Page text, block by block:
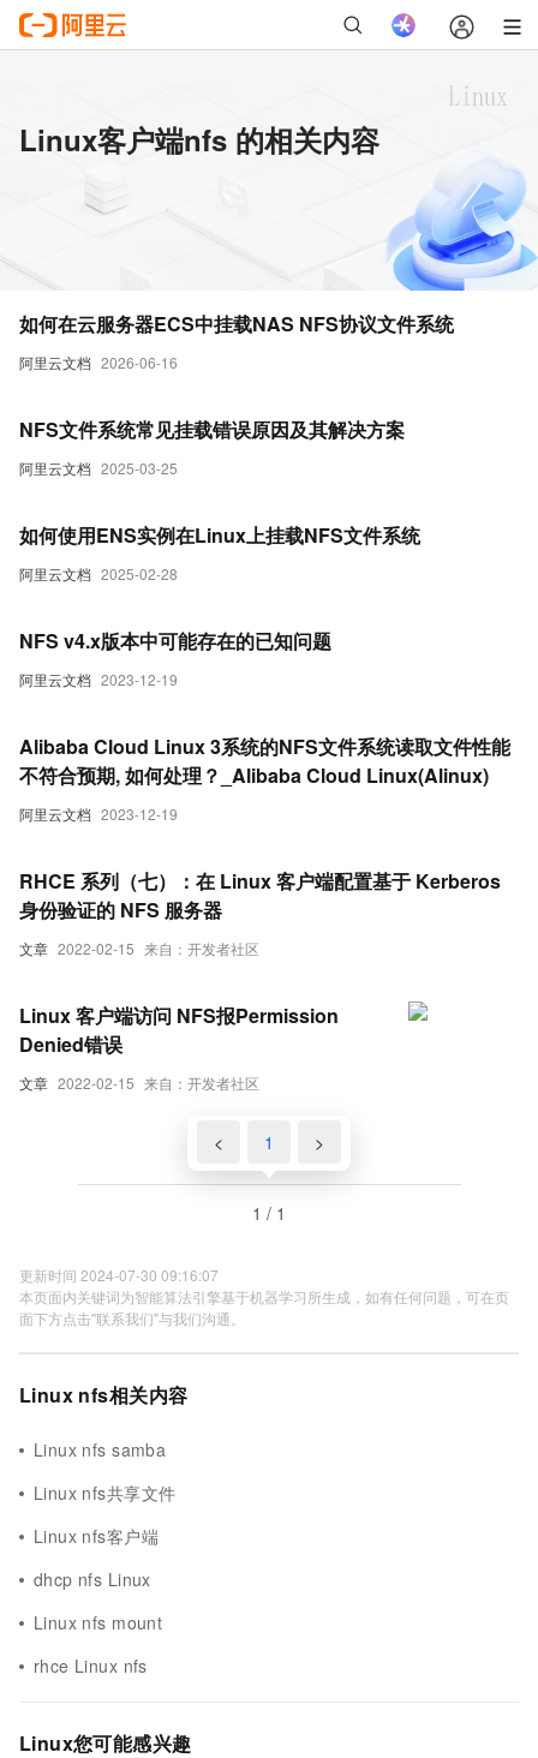
Linux客户端nfs 的相关内容
阿里云文档 2026-06-16
如何在云服务器ECS中挂载NAS NFS协议文件系统
阿里云文档 2025-03-25
NFS文件系统常见挂载错误原因及其解决方案
阿里云文档 2025-02-28
如何使用ENS实例在Linux上挂载NFS文件系统
阿里云文档 2023-12-19
NFS v4.x版本中可能存在的已知问题
阿里云文档 2023-12-19
Alibaba Cloud Linux 3系统的NFS文件系统读取文件性能
不符合预期, 如何处理？_Alibaba Cloud Linux(Alinux)
文章 2022-02-15 来自：开发者社区
RHCE 系列（七）：在 Linux 客户端配置基于 Kerberos
身份验证的 NFS 服务器
文章 2022-02-15 来自：开发者社区
Linux 客户端访问 NFS报Permission
Denied错误
< 1 >
1 / 1
更新时间 2024-07-30 09:16:07
本页面内关键词为智能算法引擎基于机器学习所生成，如有任何问题，可在页
面下方点击"联系我们"与我们沟通。
Linux nfs相关内容
Linux nfs samba
Linux nfs共享文件
Linux nfs客户端
dhcp nfs Linux
Linux nfs mount
rhce Linux nfs
Linux您可能感兴趣